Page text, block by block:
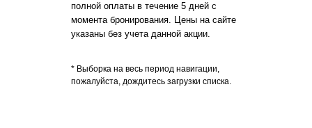
полной оплаты в течение 5 дней с
момента бронирования. Цены на сайте
указаны без учета данной акции.
* Выборка на весь период навигации,
пожалуйста, дождитесь загрузки списка.